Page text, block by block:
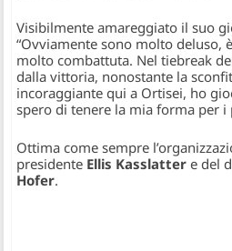
Visibilmente amareggiato il suo
“Ovviamente sono molto deluso,
molto combattuta. Nel tiebreak
dalla vittoria, nonostante la
incoraggiante qui a Ortisei, ho
spero di tenere la mia forma per i
Ottima come sempre
presidente Ellis Kasslatter e del
Hofer.